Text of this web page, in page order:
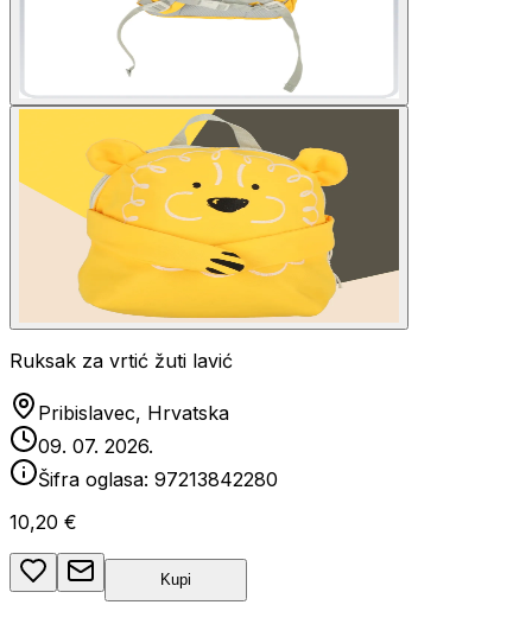
Ruksak za vrtić žuti lavić
Pribislavec, Hrvatska
09. 07. 2026.
Šifra oglasa: 97213842280
10,20 €
Kupi